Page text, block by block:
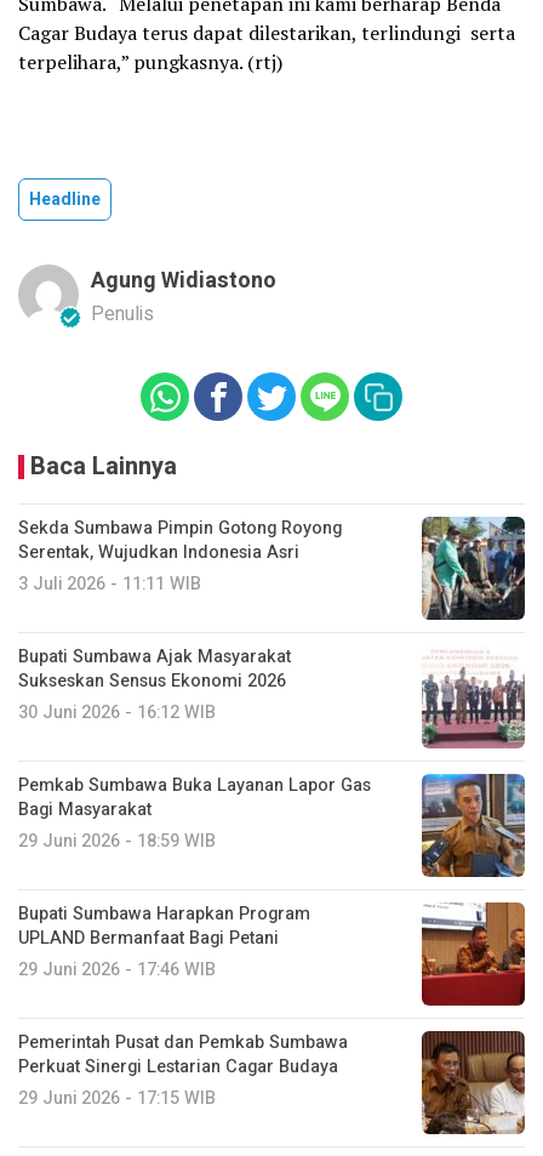
Cagar Budaya terus dapat dilestarikan, terlindungi serta
terpelihara,” pungkasnya. (rtj)
Headline
Agung Widiastono
Penulis
Baca Lainnya
Sekda Sumbawa Pimpin Gotong Royong
Serentak, Wujudkan Indonesia Asri
3 Juli 2026 - 11:11 WIB
Bupati Sumbawa Ajak Masyarakat
Sukseskan Sensus Ekonomi 2026
30 Juni 2026 - 16:12 WIB
Pemkab Sumbawa Buka Layanan Lapor Gas
Bagi Masyarakat
29 Juni 2026 - 18:59 WIB
Bupati Sumbawa Harapkan Program
UPLAND Bermanfaat Bagi Petani
29 Juni 2026 - 17:46 WIB
Pemerintah Pusat dan Pemkab Sumbawa
Perkuat Sinergi Lestarian Cagar Budaya
29 Juni 2026 - 17:15 WIB